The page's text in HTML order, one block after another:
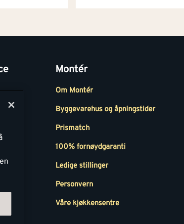
Montér
Om Montér
Byggevarehus og åpningstider
Prismatch
100% fornøydgaranti
Ledige stillinger
Personvern
Våre kjøkkensentre